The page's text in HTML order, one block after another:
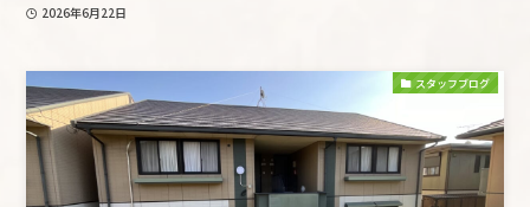
2026年6月22日
スタッフブログ